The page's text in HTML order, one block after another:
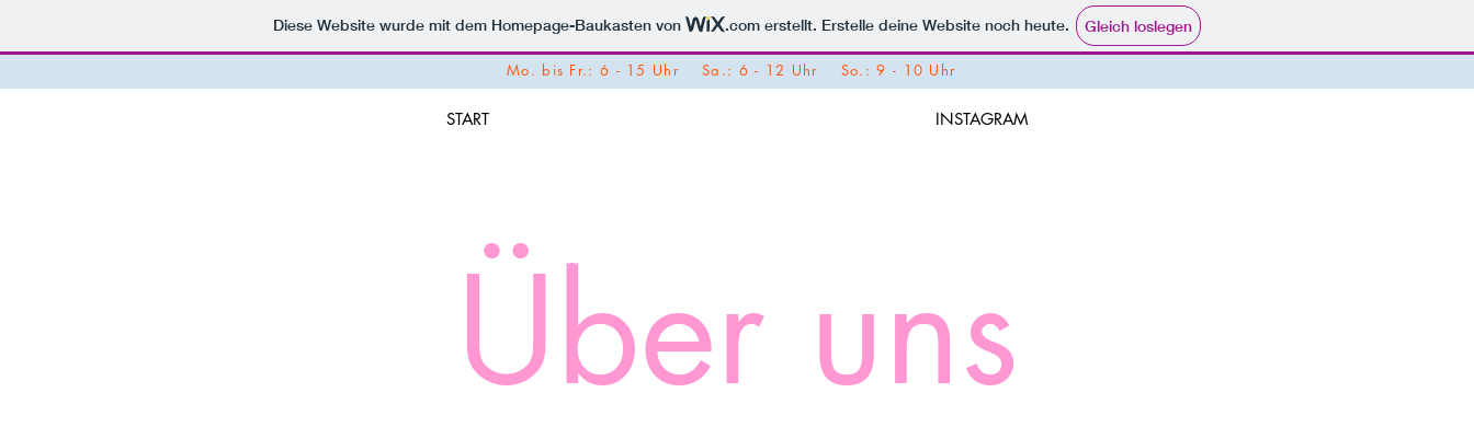
Diese Website wurde mit dem Homepage-Baukasten von .com erstellt. Erstelle deine Website noch heute. Gleich loslegen
Konditorei
Mo. bis Fr.: 6 - 15 Uhr Sa.: 6 - 12 Uhr So.: 9 - 10 Uhr
START INSTAGRAM
Über uns